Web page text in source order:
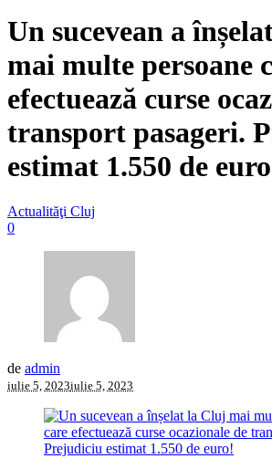
Un sucevean a
mai multe persoane
efectuează curse
transport pasageri.
estimat 1.550 de
Actualităţi Cluj
0
de admin
iulie 5, 2023iulie 5, 2023